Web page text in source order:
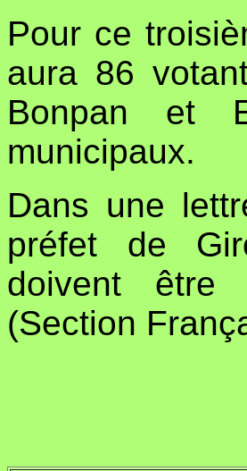
Pour ce
aura 86
Bonpan et
municipaux.
Dans une
préfet de
doivent être
(Section